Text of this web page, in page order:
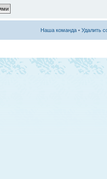
Наша команда • Удалить